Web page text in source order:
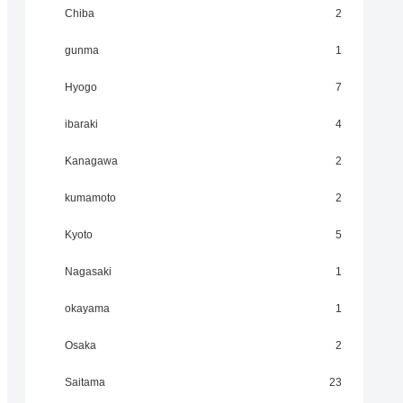
Chiba 2
gunma 1
Hyogo 7
ibaraki 4
Kanagawa 2
kumamoto 2
Kyoto 5
Nagasaki 1
okayama 1
Osaka 2
Saitama 23